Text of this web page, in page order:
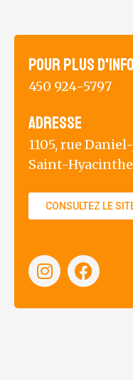
Pour plus
450 924-5797
Adresse
1105, rue
Saint-
CONSULTEZ LE